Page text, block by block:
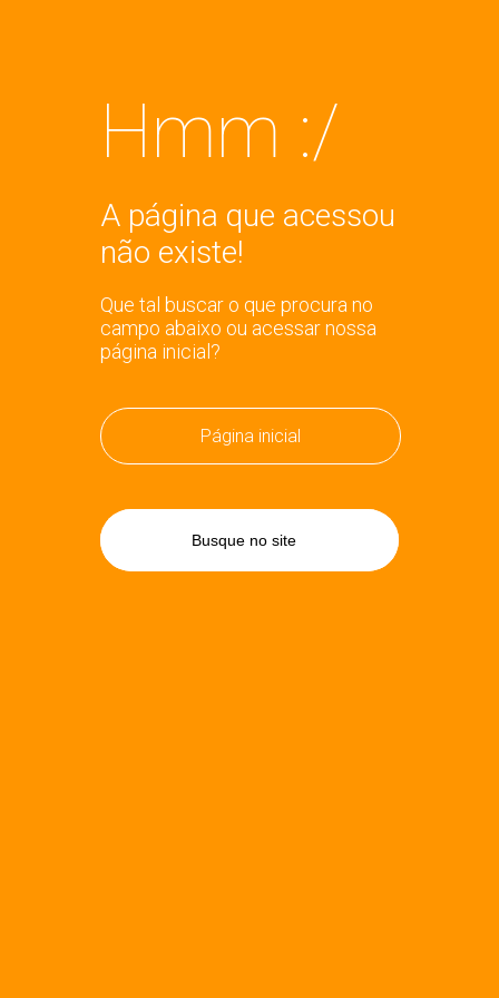
Hmm :/
A página que acessou
não existe!
Que tal buscar o que procura no
campo abaixo ou acessar nossa
página inicial?
Página inicial